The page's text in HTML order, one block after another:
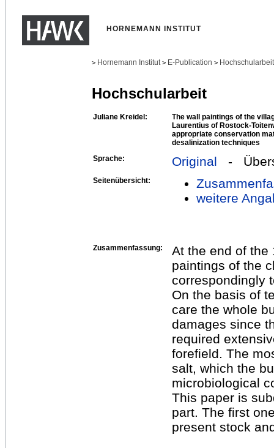
HORNEMANN INSTITUT
> Hornemann Institut > E-Publication >
Hochschularbeit
Juliane Kreidel:
The wall paintings of the
Laurentius of Rostock-
appropriate conservation
desalinization techniques
Sprache:
Original -
Seitenübersicht:
weitere
Zusammenfassung:
At the end of the
paintings of the
correspondingly
On the basis of
care the whole
damages since
required
forefield. The
salt, which the
microbiological
This paper is
part. The first
present stock